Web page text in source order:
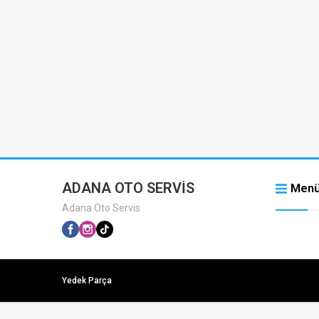
ADANA OTO SERVİS
Adana Oto Servis
Yedek Parça